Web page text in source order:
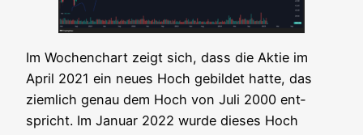
Im Wochen­chart zeigt sich, dass die Aktie im
April 2021 ein neu­es Hoch gebil­det hat­te, das
ziem­lich genau dem Hoch von Juli 2000 ent­
spricht. Im Janu­ar 2022 wur­de die­ses Hoch